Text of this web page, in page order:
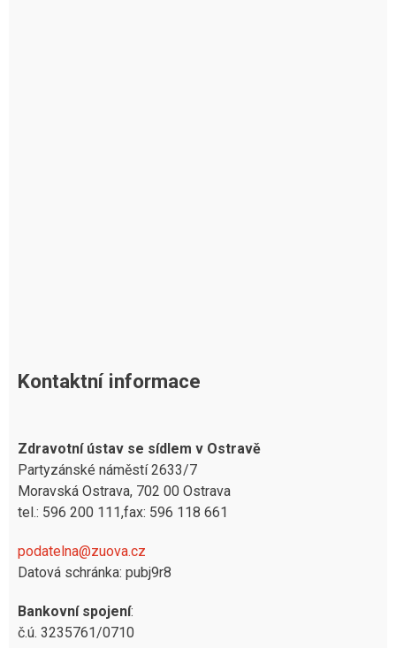
Kontaktní informace
Zdravotní ústav se sídlem v Ostravě
Partyzánské náměstí 2633/7
Moravská Ostrava, 702 00 Ostrava
tel.: 596 200 111,fax: 596 118 661
podatelna@zuova.cz
Datová schránka: pubj9r8
Bankovní spojení:
č.ú. 3235761/0710